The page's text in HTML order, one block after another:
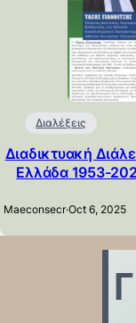
Διαλέξεις
Διαδικτυακή
Ελλάδα 1953-
Maeconsecr·Oct 6, 2025